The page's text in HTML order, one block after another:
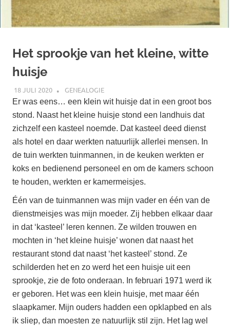
Het sprookje van het kleine, witte
huisje
18 JULI 2020 MARJOLEIN
GENEALOGIE
Er was eens… een klein wit huisje dat in een groot bos
stond. Naast het kleine huisje stond een landhuis dat
zichzelf een kasteel noemde. Dat kasteel deed dienst
als hotel en daar werkten natuurlijk allerlei mensen. In
de tuin werkten tuinmannen, in de keuken werkten er
koks en bedienend personeel en om de kamers schoon
te houden, werkten er kamermeisjes.
Één van de tuinmannen was mijn vader en één van de
dienstmeisjes was mijn moeder. Zij hebben elkaar daar
in dat ‘kasteel’ leren kennen. Ze wilden trouwen en
mochten in ‘het kleine huisje’ wonen dat naast het
restaurant stond dat naast ‘het kasteel’ stond. Ze
schilderden het en zo werd het een huisje uit een
sprookje, zie de foto onderaan. In februari 1971 werd ik
er geboren. Het was een klein huisje, met maar één
slaapkamer. Mijn ouders hadden een opklapbed en als
ik sliep, dan moesten ze natuurlijk stil zijn. Het lag wel